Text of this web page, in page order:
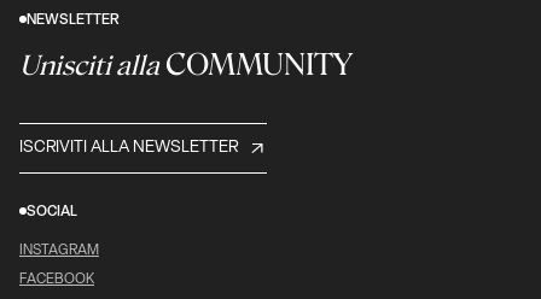
NEWSLETTER
Unisciti allaCOMMUNITY
ISCRIVITI ALLA NEWSLETTER
SOCIAL
INSTAGRAM
FACEBOOK